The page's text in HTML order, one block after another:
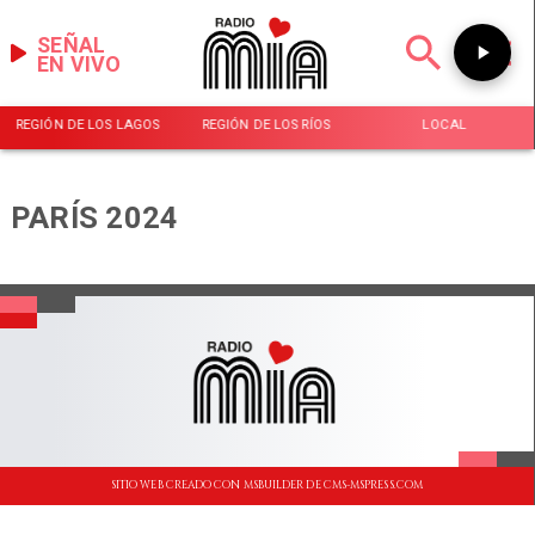
EN VIVO
SEÑAL
REGIÓN DE LOS LAGOS REGIÓN DE LOS RÍOS LOCAL
PARÍS 2024
SITIO WEB CREADO CON MSBUILDER DE CMS-MSPRESS.COM